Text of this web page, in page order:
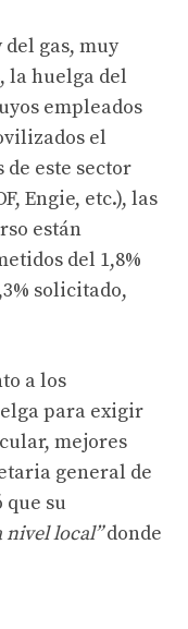
gas, muy
la huelga del
empleados
el
de este sector
Engie, etc.), las
están
del 1,8%
solicitado,
a los
para exigir
mejores
general de
que su
nivel local”donde